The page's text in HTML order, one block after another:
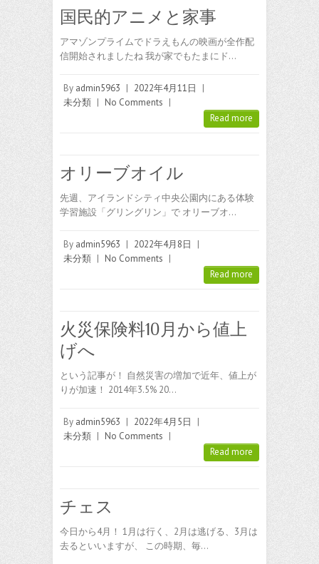
国民的アニメと家事
アマゾンプライムでドラえもんの映画が全作配
信開始されましたね 我が家でもたまにド…
By admin5963 | 2022年4月11日
|
未分類 | No Comments |
Read more
オリーブオイル
先週、アイランドシティ中央公園内にある体験
学習施設「グリングリン」で オリーブオ…
By admin5963 | 2022年4月8日
|
未分類 | No Comments |
Read more
火災保険料10月から値上
げへ
という記事が！ 自然災害の増加で近年、値上が
りが加速！ 2014年3.5% 20…
By admin5963 | 2022年4月5日
|
未分類 | No Comments |
Read more
チェス
今日から4月！ 1月は行く、2月は逃げる、3月は
去るといいますが、 この時期、毎…